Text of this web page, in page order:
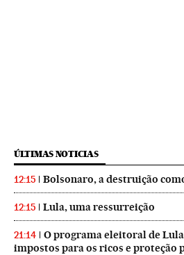
ÚLTIMAS NOTICIAS
12:15 Bolsonaro, a destruição
12:15 Lula, uma ressurreição
21:14
O programa eleitoral de
impostos para os ricos e proteção